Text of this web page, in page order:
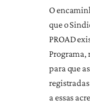
O
que o
PROAD
Programa,
para que
a essas